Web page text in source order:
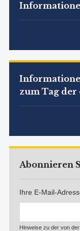
zum Tag
Abonnieren
Ihre E-Mail-
Hinweise zu der von